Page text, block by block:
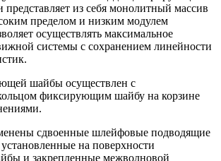
из себя монолитный массив
пределом и низким модулем
осуществлять максимальное
системы с сохранением линейности
шайбы осуществлен с
фиксирующим шайбу на корзине
сдвоенные шлейфовые подводящие
на поверхности
и закрепленные межволновой